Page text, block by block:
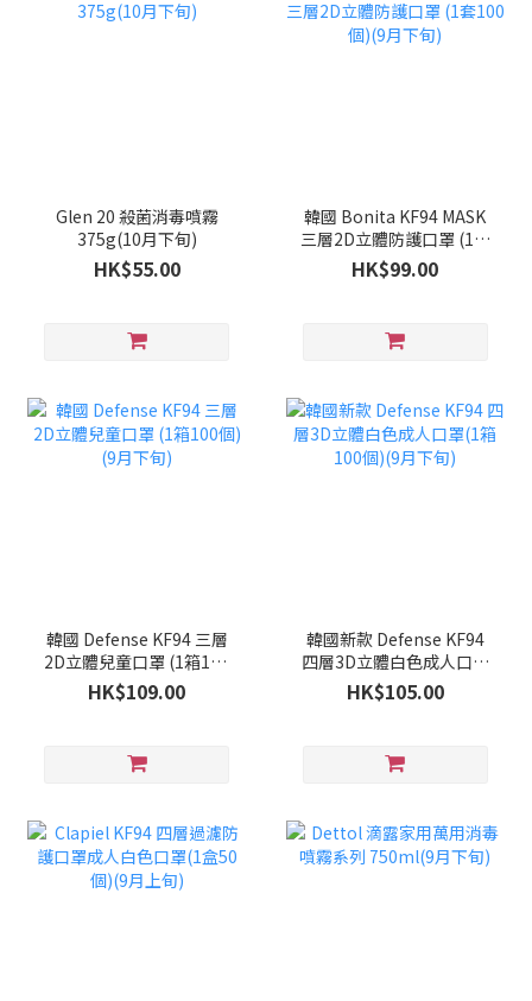
Glen 20 殺菌消毒噴霧
375g(10月下旬)
HK$55.00
韓國 Bonita KF94 MASK
三層2D立體防護口罩 (1套
100個)(9月下旬)
HK$99.00
韓國 Defense KF94 三層
2D立體兒童口罩 (1箱100
個)(9月下旬)
HK$109.00
韓國新款 Defense KF94
四層3D立體白色成人口罩
(1箱100個)(9月下旬)
HK$105.00